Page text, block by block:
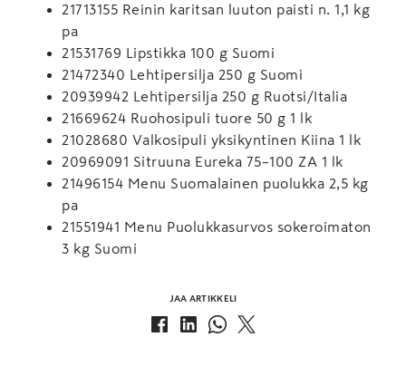
21713155 Reinin karitsan luuton paisti n. 1,1 kg
pa
21531769 Lipstikka 100 g Suomi
21472340 Lehtipersilja 250 g Suomi
20939942 Lehtipersilja 250 g Ruotsi/Italia
21669624 Ruohosipuli tuore 50 g 1 lk
21028680 Valkosipuli yksikyntinen Kiina 1 lk
20969091 Sitruuna Eureka 75–100 ZA 1 lk
21496154 Menu Suomalainen puolukka 2,5 kg
pa
21551941 Menu Puolukkasurvos sokeroimaton
3 kg Suomi
JAA ARTIKKELI